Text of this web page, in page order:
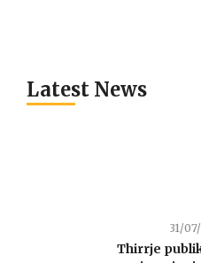
Latest News
31/
Thirrje